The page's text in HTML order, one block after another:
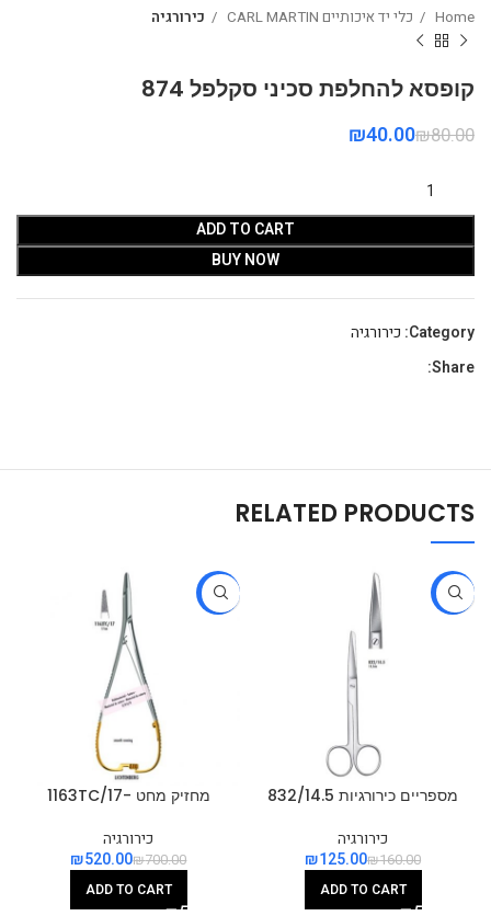
Home כלי יד איכותיים CARL MARTIN כירורגיה
קופסא להחלפת סכיני סקלפל 874
₪80.00
₪40.00
ADD TO CART
BUY NOW
Category: כירורגיה
Share:
RELATED PRODUCTS
-22%
מספריים כירורגיות 832/14.5
כירורגיה
₪160.00
₪125.00
ADD TO CART
-26%
מחזיק מחט -1163TC/17
כירורגיה
₪700.00
₪520.00
ADD TO CART